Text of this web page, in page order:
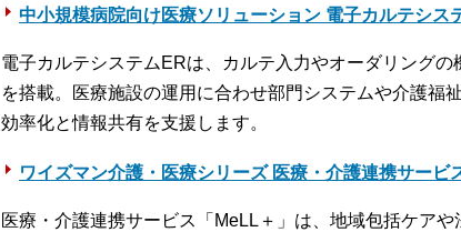
中小規模病院向け医療ソリューション 電子カルテシス
電子カルテシステムERは、カルテ入力やオーダリング
を搭載。医療施設の運用に合わせ部門システムや介護福
効率化と情報共有を支援します。
ワイズマン介護・医療シリーズ 医療・介護連携サービ
医療・介護連携サービス「MeLL＋」は、地域包括ケア